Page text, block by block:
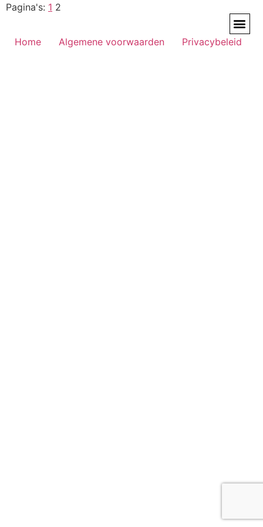
Pagina's: 1 2
Home Algemene voorwaarden Privacybeleid